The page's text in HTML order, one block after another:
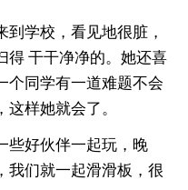
学校，看见地很脏，
得 干干净净的。她还喜
个同学有一道难题不会
样她就会了。
好伙伴一起玩，晚
我们就一起滑滑板，很